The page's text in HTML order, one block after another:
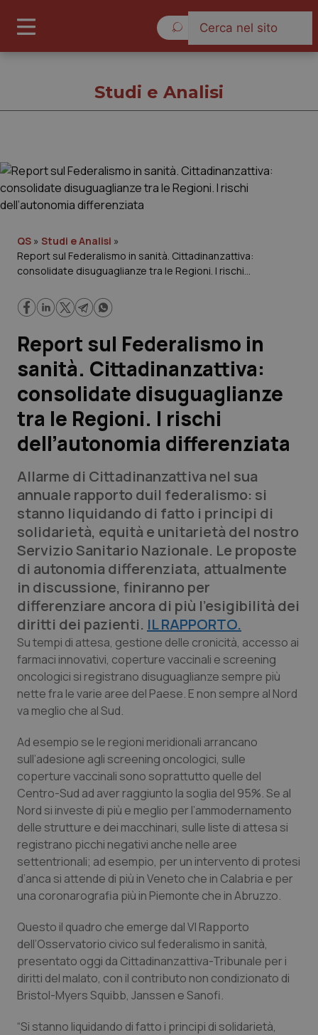
Cronache
Governo e Parlamento
Regioni e Asl
Lavoro e Professioni
Scienza e Farmaci
Studi e Analisi
Lettere al direttore
QS Pro
Professionisti Sanitari.AI
Abruzzo
Basilicata
Calabria
Campania
Emilia-Romagna
Friuli Venezia Giulia
Lazio
Liguria
Lombardia
Molise
Piemonte
Provincia Autonoma di Bolzano
QS Pro Gold
Artrite & artrosi
Asma & BPCO
Car-T
Colesterolo & coronaropatie
Dermatite Atopica
Diabete & glucometri
Disturbi dell’umore
Dolore
Donna & Salute
Epatiti
HIV
Infezioni & Febbre
QS Club Newsletter
Studi e Analisi
QS » Studi e Analisi »
Report sul Federalismo in sanità. Cittadinanzattiva:
consolidate disuguaglianze tra le Regioni. I rischi
Report sul Federalismo in
sanità. Cittadinanzattiva:
consolidate disuguaglianze
tra le Regioni. I rischi
dell’autonomia differenziata
Allarme di Cittadinanzattiva nel sua
annuale rapporto duil federalismo: si
stanno liquidando di fatto i principi di
solidarietà, equità e unitarietà del nostro
Servizio Sanitario Nazionale. Le proposte
di autonomia differenziata, attualmente
in discussione, finiranno per
differenziare ancora di più l’esigibilità dei
diritti dei pazienti. IL RAPPORTO.
Su tempi di attesa, gestione delle cronicità, accesso ai
farmaci innovativi, coperture vaccinali e screening
oncologici si registrano disuguaglianze sempre più
nette fra le varie aree del Paese. E non sempre al Nord
va meglio che al Sud.
Ad esempio se le regioni meridionali arrancano
sull’adesione agli screening oncologici, sulle
coperture vaccinali sono soprattutto quelle del
Centro-Sud ad aver raggiunto la soglia del 95%. Se al
Nord si investe di più e meglio per l’ammodernamento
delle strutture e dei macchinari, sulle liste di attesa si
registrano picchi negativi anche nelle aree
settentrionali; ad esempio, per un intervento di protesi
d’anca si attende di più in Veneto che in Calabria e per
una coronarografia più in Piemonte che in Abruzzo.
Questo il quadro che emerge dal VI Rapporto
dell’Osservatorio civico sul federalismo in sanità,
presentato oggi da Cittadinanzattiva-Tribunale per i
diritti del malato, con il contributo non condizionato di
Bristol-Myers Squibb, Janssen e Sanofi.
“Si stanno liquidando di fatto i principi di solidarietà,